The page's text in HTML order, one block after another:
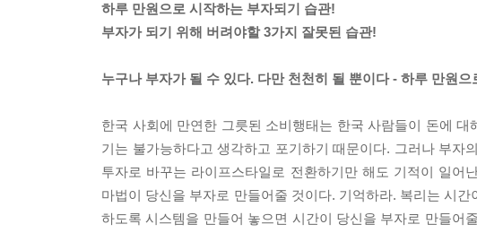
하루 만원으로 시작하는 부자되기 습관!
부자가 되기 위해 버려야할 3가지 잘못된 습관!
누구나 부자가 될 수 있다. 다만 천천히 될 뿐이다 - 하루 만원
한국 사회에 만연한 그릇된 소비행태는 한국 사람들이 돈에
기는 불가능하다고 생각하고 포기하기 때문이다. 그러나 부
투자로 바꾸는 라이프스타일로 전환하기만 해도 기적이 일어
마법이 당신을 부자로 만들어줄 것이다. 기억하라. 복리는 시
하도록 시스템을 만들어 놓으면 시간이 당신을 부자로 만들어